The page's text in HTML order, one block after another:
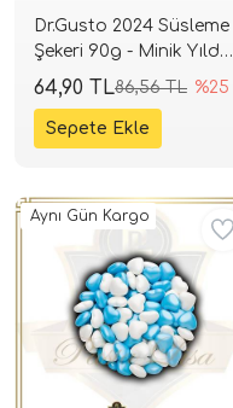
Dr.Gusto 2024 Süsleme
Şekeri 90g - Minik Yıldız
(Turkuaz)
86,56 TL %25
64,90 TL
Aynı Gün Kargo